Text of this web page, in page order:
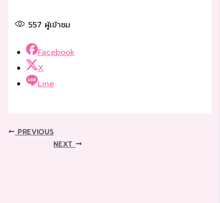
557 ผู้เข้าชม
Facebook
X
Line
PREVIOUS
NEXT